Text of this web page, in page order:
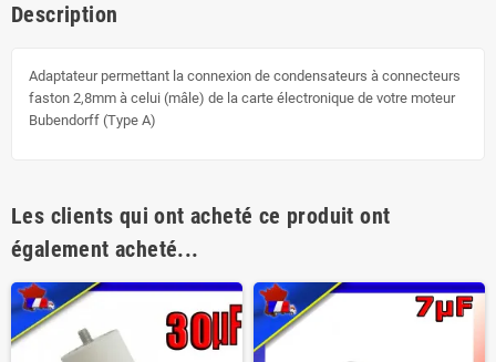
Description
Adaptateur permettant la connexion de condensateurs à connecteurs
faston 2,8mm à celui (mâle) de la carte électronique de votre moteur
Bubendorff (Type A)
Les clients qui ont acheté ce produit ont
également acheté...